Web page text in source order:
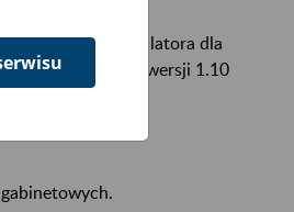
w ramach symulatora dla
dokumentacji w wersji 1.10